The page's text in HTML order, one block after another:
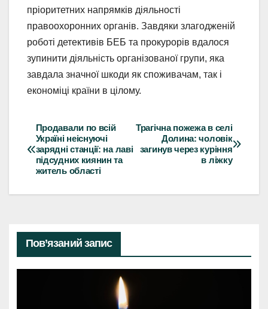
пріоритетних напрямків діяльності
правоохоронних органів. Завдяки злагодженій
роботі детективів БЕБ та прокурорів вдалося
зупинити діяльність організованої групи, яка
завдала значної шкоди як споживачам, так і
економіці країни в цілому.
Навігація
записів
Трагічна пожежа в селі
Долина: чоловік
загинув через куріння
в ліжку
Продавали по всій
Україні неіснуючі
зарядні станції: на лаві
підсудних киянин та
житель області
Пов’язаний запис